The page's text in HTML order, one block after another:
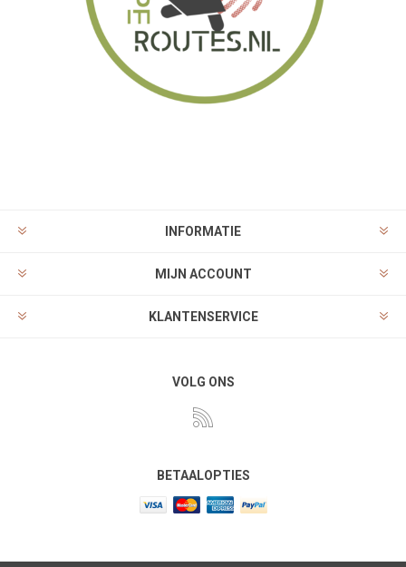
INFORMATIE
MIJN ACCOUNT
KLANTENSERVICE
VOLG ONS
BETAALOPTIES